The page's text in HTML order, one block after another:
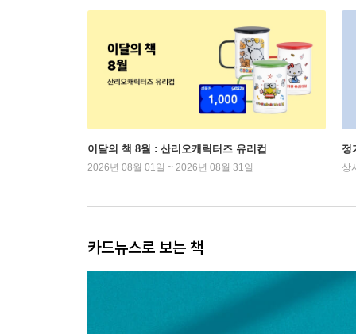
이달의 책 8월 : 산리오캐릭터즈 유리컵
2026년 08월 01일 ~ 2026년 08월 31일
정
상
카드뉴스로 보는 책